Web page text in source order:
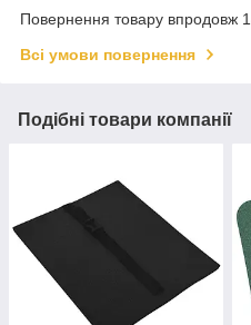
Повернення товару впродовж
Всі умови повернення
Подібні товари компанії